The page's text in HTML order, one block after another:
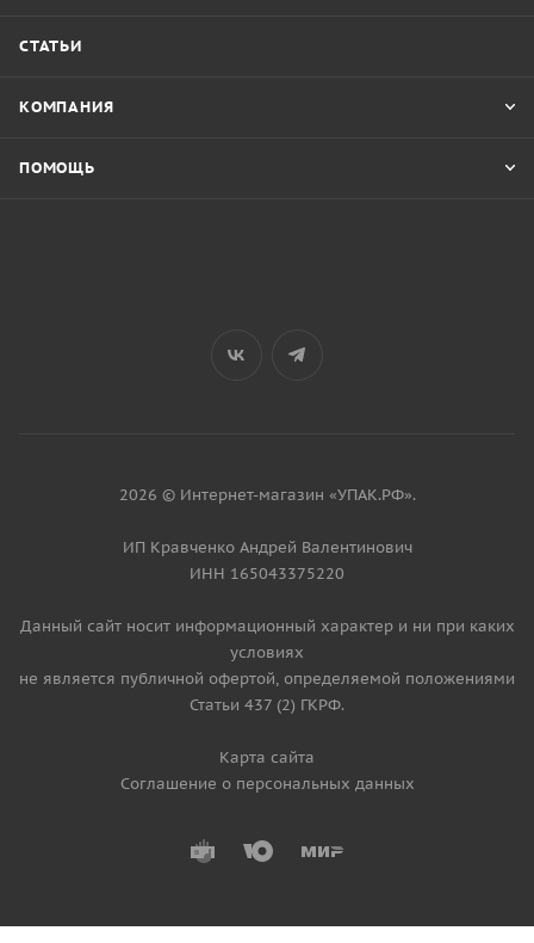
СТАТЬИ
КОМПАНИЯ
ПОМОЩЬ
2026 © Интернет-магазин «УПАК.РФ».
ИП Кравченко Андрей Валентинович
ИНН 165043375220
Данный сайт носит информационный характер и ни при каких
условиях
не является публичной офертой, определяемой положениями
Статьи 437 (2) ГКРФ.
Карта сайта
Соглашение о персональных данных